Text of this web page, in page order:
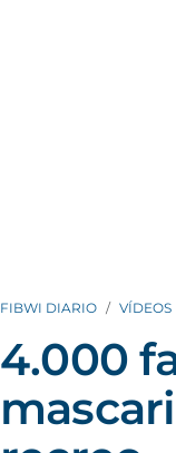
FIBWI DIARIO VÍDEOS
4.000